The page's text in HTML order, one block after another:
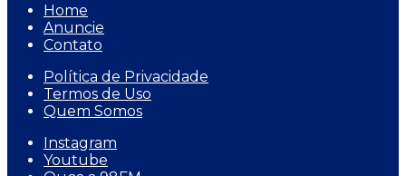
Home
Anuncie
Contato
Política de Privacidade
Termos de Uso
Quem Somos
Instagram
Youtube